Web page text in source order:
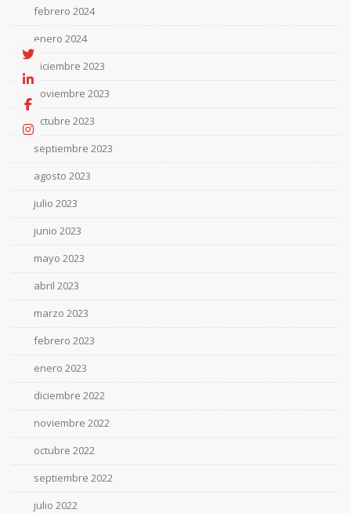
febrero 2024
enero 2024
diciembre 2023
noviembre 2023
octubre 2023
septiembre 2023
agosto 2023
julio 2023
junio 2023
mayo 2023
abril 2023
marzo 2023
febrero 2023
enero 2023
diciembre 2022
noviembre 2022
octubre 2022
septiembre 2022
julio 2022